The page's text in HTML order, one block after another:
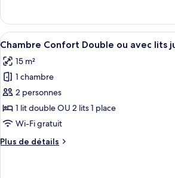
Chambre
Double
ou
avec
lits
jumeaux,
balcon
le
type
de
Chambre
Double
ou
avec
lits
jumeaux,
balcon
Afficher
toutes
les
photos
pour
ce
type
chambre :
Une
5
Chambre Confort Double ou avec lits
15 m²
1 chambre
2 personnes
1 lit double OU 2 lits 1 place
Wi-Fi gratuit
Plus de détails
Plus